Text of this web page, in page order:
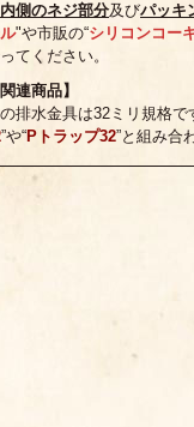
側のネジ部分及びパッキ
"や市販の“シリコンコー
てください。
関連商品】
排水金具は32ミリ規格で
”や“Pトラップ32”と組み合